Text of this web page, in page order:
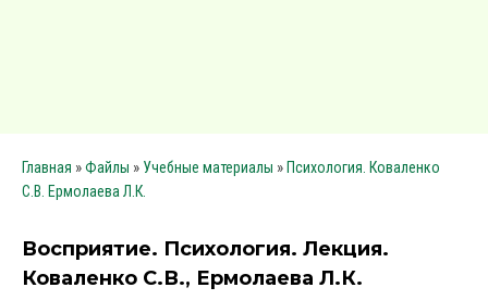
Главная »Файлы » Учебные материалы » Психология. Коваленко
С.В. Ермолаева Л.К.
Восприятие. Психология. Лекция.
Коваленко С.В., Ермолаева Л.К.